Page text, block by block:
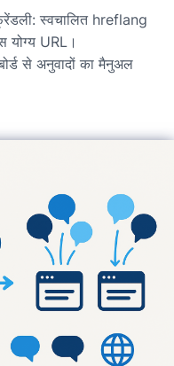
स्वचालित hreflang
योग्य URL।
से अनुवादों का मैनुअल